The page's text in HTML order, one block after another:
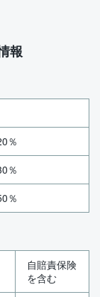
報
％
％
％
自賠責保険
を含む